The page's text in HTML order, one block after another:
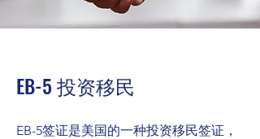
​EB-5 投资移民
EB-5签证是美国的一种投资移民签证，